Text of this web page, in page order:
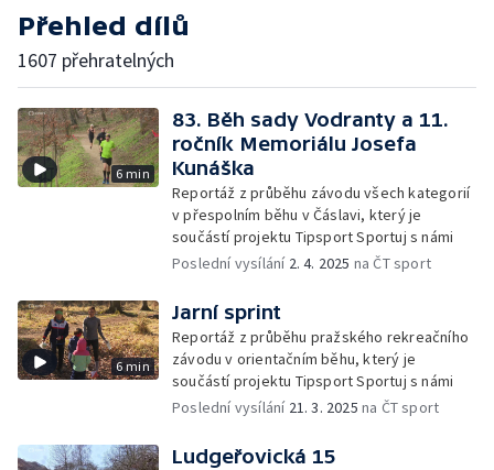
Přehled dílů
1607 přehratelných
6 min
83. Běh sady Vodranty a 11.
ročník Memoriálu Josefa
Kunáška
Reportáž z průběhu závodu všech kategorií
v přespolním běhu v Čáslavi, který je
součástí projektu Tipsport Sportuj s námi
Poslední vysílání 2. 4. 2025 na ČT sport
6 min
Jarní sprint
Reportáž z průběhu pražského rekreačního
závodu v orientačním běhu, který je
součástí projektu Tipsport Sportuj s námi
Poslední vysílání 21. 3. 2025 na ČT sport
Ludgeřovická 15